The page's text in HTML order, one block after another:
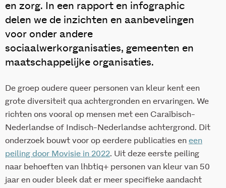
en zorg. In een rapport en infographic
delen we de inzichten en aanbevelingen
voor onder andere
sociaalwerkorganisaties, gemeenten en
maatschappelijke organisaties.
De groep oudere queer personen van kleur kent een
grote diversiteit qua achtergronden en ervaringen. We
richten ons vooral op mensen met een Caraïbisch-
Nederlandse of Indisch-Nederlandse achtergrond. Dit
onderzoek bouwt voor op eerdere publicaties en een
peiling door Movisie in 2022. Uit deze eerste peiling
naar behoeften van lhbtiq+ personen van kleur van 50
jaar en ouder bleek dat er meer specifieke aandacht